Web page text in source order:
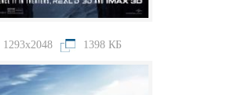
1293x2048 1398 КБ